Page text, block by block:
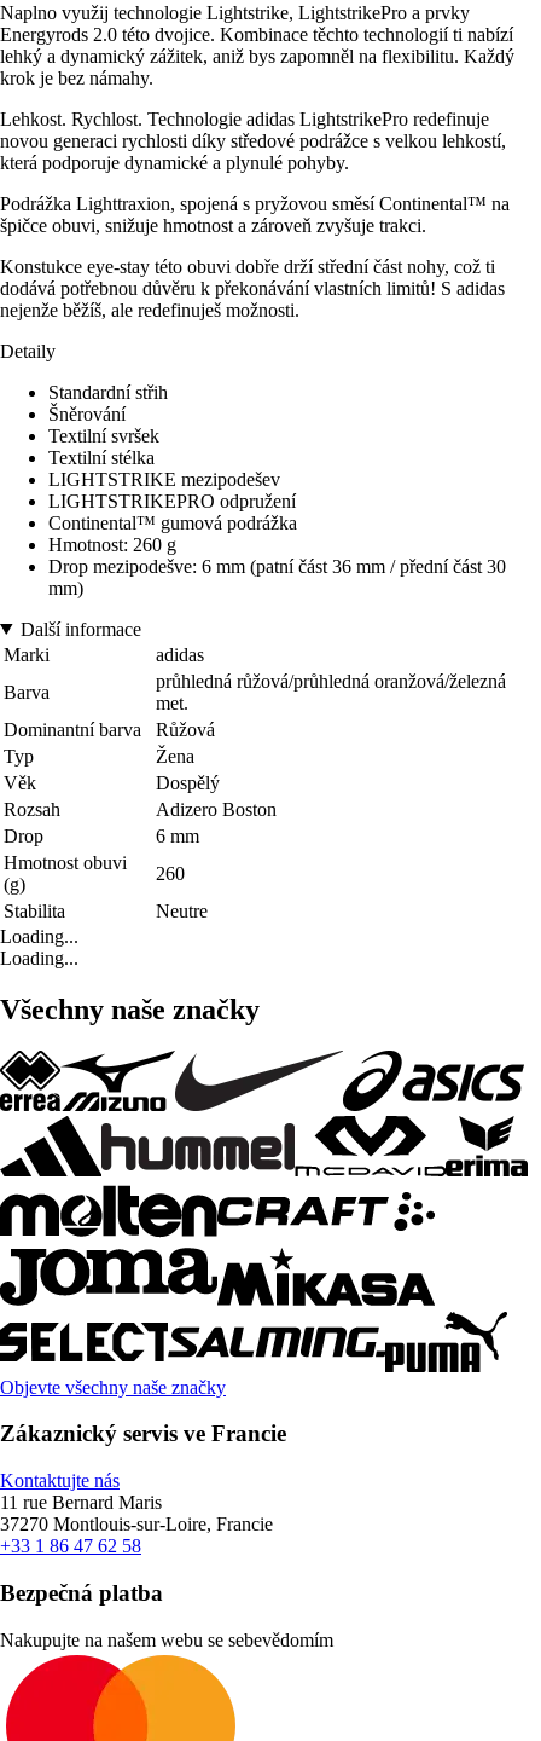
Naplno využij technologie Lightstrike, LightstrikePro a prvky
Energyrods 2.0 této dvojice. Kombinace těchto technologií ti nabízí
lehký a dynamický zážitek, aniž bys zapomněl na flexibilitu. Každý
krok je bez námahy.
Lehkost. Rychlost. Technologie adidas LightstrikePro redefinuje
novou generaci rychlosti díky středové podrážce s velkou lehkostí,
která podporuje dynamické a plynulé pohyby.
Podrážka Lighttraxion, spojená s pryžovou směsí Continental™ na
špičce obuvi, snižuje hmotnost a zároveň zvyšuje trakci.
Konstukce eye-stay této obuvi dobře drží střední část nohy, což ti
dodává potřebnou důvěru k překonávání vlastních limitů! S adidas
nejenže běžíš, ale redefinuješ možnosti.
Detaily
Standardní střih
Šněrování
Textilní svršek
Textilní stélka
LIGHTSTRIKE mezipodešev
LIGHTSTRIKEPRO odpružení
Continental™ gumová podrážka
Hmotnost: 260 g
Drop mezipodešve: 6 mm (patní část 36 mm / přední část 30
mm)
Další informace
Marki
adidas
Barva
průhledná růžová/průhledná oranžová/železná
met.
Dominantní barva
Růžová
Typ
Žena
Věk
Dospělý
Rozsah
Adizero Boston
Drop
6 mm
Hmotnost obuvi
(g)
260
Stabilita
Neutre
Loading...
Loading...
Všechny naše značky
Objevte všechny naše značky
Zákaznický servis ve Francie
Kontaktujte nás
11 rue Bernard Maris
37270 Montlouis-sur-Loire, Francie
+33 1 86 47 62 58
Bezpečná platba
Nakupujte na našem webu se sebevědomím